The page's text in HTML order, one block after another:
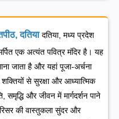
दतिया दतिया, मध्य प्रदेश
एक अत्यंत पवित्र मंदिर है। यह
जाता है और यहां पूजा-अर्चना
से सुरक्षा और आध्यात्मिक
समृद्धि और जीवन में मार्गदर्शन पाने
की वास्तुकला सुंदर और